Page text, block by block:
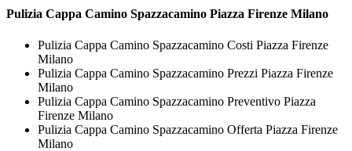
Pulizia Cappa Camino Spazzacamino Piazza Firenze Milano
Pulizia Cappa Camino Spazzacamino Costi Piazza Firenze
Milano
Pulizia Cappa Camino Spazzacamino Prezzi Piazza Firenze
Milano
Pulizia Cappa Camino Spazzacamino Preventivo Piazza
Firenze Milano
Pulizia Cappa Camino Spazzacamino Offerta Piazza Firenze
Milano